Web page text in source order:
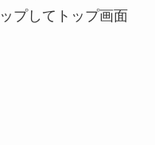
プしてトップ画面